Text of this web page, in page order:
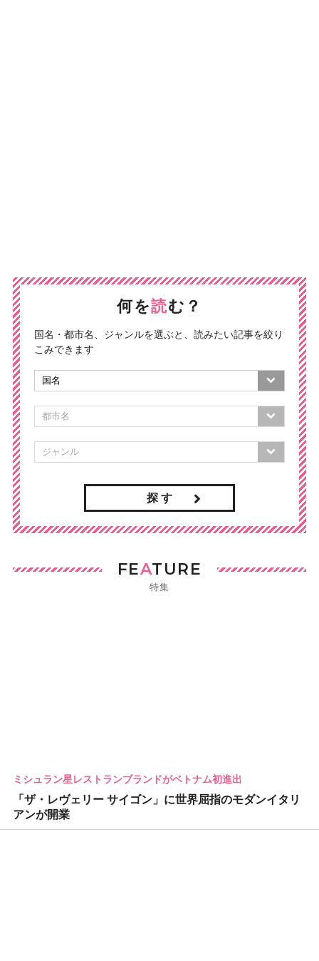
何を読む？
国名・都市名、ジャンルを選ぶと、読みたい記事を絞り
こみできます
探 す
FEATURE
特集
ミシュラン星レストランブランドがベトナム初進出
「ザ・レヴェリー サイゴン」に世界屈指のモダンイタリ
アンが開業